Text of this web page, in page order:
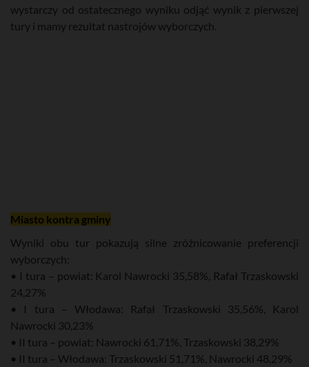
wystarczy od ostatecznego wyniku odjąć wynik z pierwszej
tury i mamy rezultat nastrojów wyborczych.
Miasto kontra gminy
Wyniki obu tur pokazują silne zróżnicowanie preferencji
wyborczych:
• I tura – powiat: Karol Nawrocki 35,58%, Rafał Trzaskowski
24,27%
• I tura – Włodawa: Rafał Trzaskowski 35,56%, Karol
Nawrocki 30,23%
• II tura – powiat: Nawrocki 61,71%, Trzaskowski 38,29%
• II tura – Włodawa: Trzaskowski 51,71%, Nawrocki 48,29%